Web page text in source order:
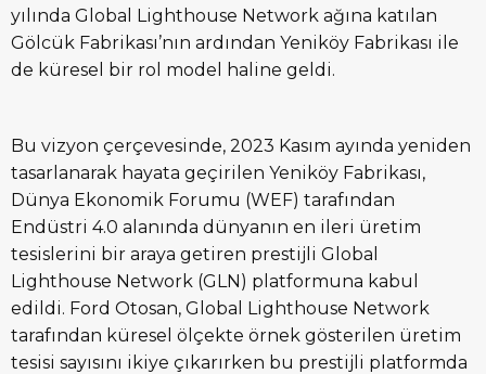
yılında Global Lighthouse Network ağına katılan
Gölcük Fabrikası’nın ardından Yeniköy Fabrikası ile
de küresel bir rol model haline geldi.
Bu vizyon çerçevesinde, 2023 Kasım ayında yeniden
tasarlanarak hayata geçirilen Yeniköy Fabrikası,
Dünya Ekonomik Forumu (WEF) tarafından
Endüstri 4.0 alanında dünyanın en ileri üretim
tesislerini bir araya getiren prestijli Global
Lighthouse Network (GLN) platformuna kabul
edildi. Ford Otosan, Global Lighthouse Network
tarafından küresel ölçekte örnek gösterilen üretim
tesisi sayısını ikiye çıkarırken bu prestijli platformda